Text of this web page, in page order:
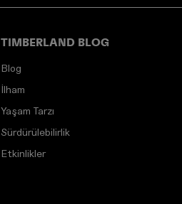
TIMBERLAND BLOG
Blog
İlham
Yaşam Tarzı
Sürdürülebilirlik
Etkinlikler